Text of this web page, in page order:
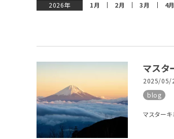
2026年
1月 2月 3月 4月
マスタ
2025/05/
blog
マスター